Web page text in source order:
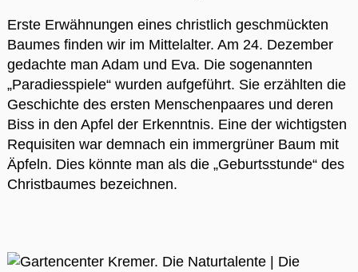
Erste Erwähnungen eines christlich geschmückten
Baumes finden wir im Mittelalter. Am 24. Dezember
gedachte man Adam und Eva. Die sogenannten
„Paradiesspiele“ wurden aufgeführt. Sie erzählten die
Geschichte des ersten Menschenpaares und deren
Biss in den Apfel der Erkenntnis. Eine der wichtigsten
Requisiten war demnach ein immergrüner Baum mit
Äpfeln. Dies könnte man als die „Geburtsstunde“ des
Christbaumes bezeichnen.